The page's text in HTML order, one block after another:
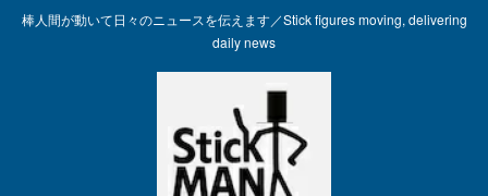
棒人間が動いて日々のニュースを伝えます／Stick figures moving, delivering
daily news